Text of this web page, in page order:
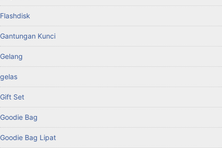
Flashdisk
Gantungan Kunci
Gelang
gelas
Gift Set
Goodie Bag
Goodie Bag Lipat